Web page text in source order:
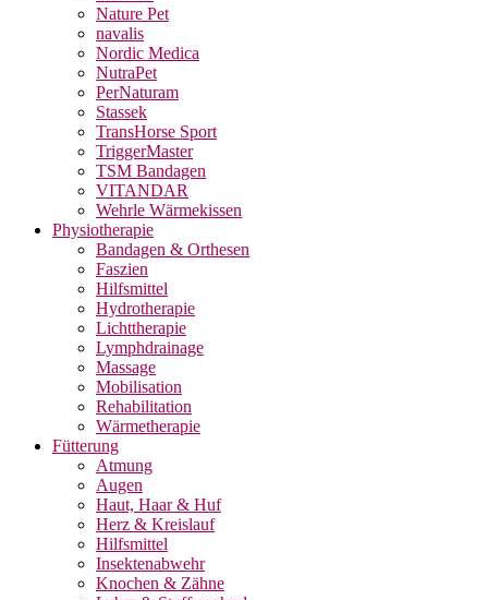
Nature Pet
navalis
Nordic Medica
NutraPet
PerNaturam
Stassek
TransHorse Sport
TriggerMaster
TSM Bandagen
VITANDAR
Wehrle Wärmekissen
Physiotherapie
Bandagen & Orthesen
Faszien
Hilfsmittel
Hydrotherapie
Lichttherapie
Lymphdrainage
Massage
Mobilisation
Rehabilitation
Wärmetherapie
Fütterung
Atmung
Augen
Haut, Haar & Huf
Herz & Kreislauf
Hilfsmittel
Insektenabwehr
Knochen & Zähne